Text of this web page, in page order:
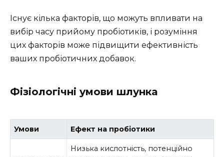
Існує кілька факторів, що можуть впливати на
вибір часу прийому пробіотиків, і розуміння
цих факторів може підвищити ефективність
ваших пробіотичних добавок.
Фізіологічні умови шлунка
Умови Ефект на пробіотики
Низька кислотність, потенційно